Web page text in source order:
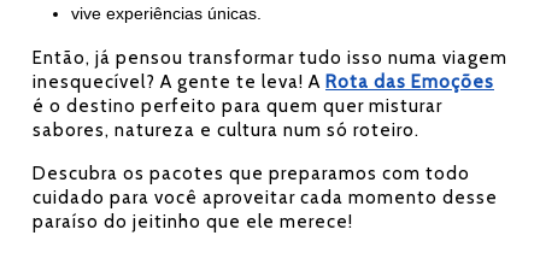
vive experiências únicas.
Então, já pensou transformar tudo isso numa viagem
inesquecível? A gente te leva! A Rota das Emoções
é o destino perfeito para quem quer misturar
sabores, natureza e cultura num só roteiro.
Descubra os pacotes que preparamos com todo
cuidado para você aproveitar cada momento desse
paraíso do jeitinho que ele merece!